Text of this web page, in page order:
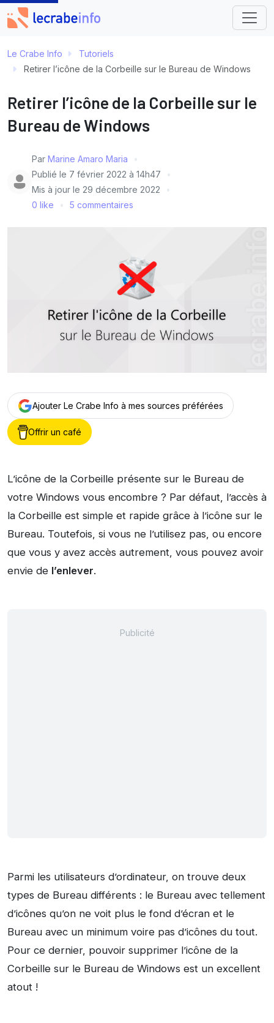
Le Crabe Info
Tutoriels
Retirer l’icône de la Corbeille sur le Bureau de Windows
Retirer l’icône de la Corbeille sur le
Bureau de Windows
Par Marine Amaro Maria
Publié le 7 février 2022 à 14h47
Mis à jour le 29 décembre 2022
0 like
5 commentaires
Ajouter Le Crabe Info à mes sources préférées
Offrir un café
L’icône de la Corbeille présente sur le Bureau de
votre Windows vous encombre ? Par défaut, l’accès à
la Corbeille est simple et rapide grâce à l’icône sur le
Bureau. Toutefois, si vous ne l’utilisez pas, ou encore
que vous y avez accès autrement, vous pouvez avoir
envie de l’enlever.
Parmi les utilisateurs d’ordinateur, on trouve deux
types de Bureau différents : le Bureau avec tellement
d’icônes qu’on ne voit plus le fond d’écran et le
Bureau avec un minimum voire pas d’icônes du tout.
Pour ce dernier, pouvoir supprimer l’icône de la
Corbeille sur le Bureau de Windows est un excellent
atout !